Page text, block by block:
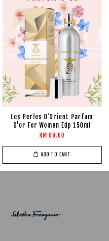
Les Perles D'Orient Parfum
D'or For Women Edp 150ml
RM 89.00
ADD TO CART